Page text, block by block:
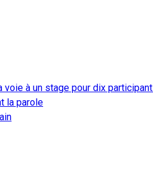
voie à un stage pour dix
la parole